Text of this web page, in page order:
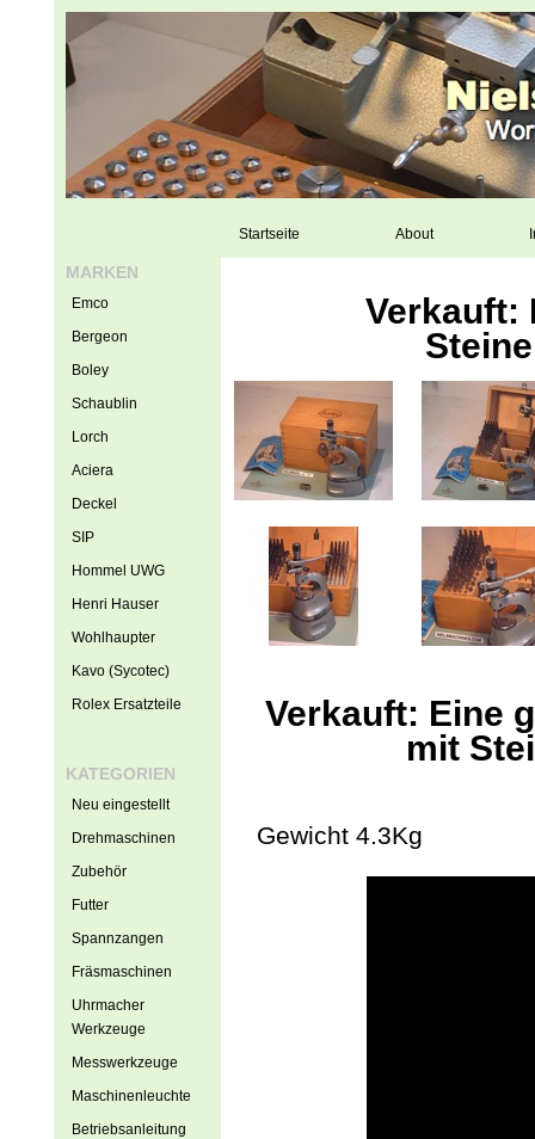
Startseite About
Verkauft:
Verkauft: Eine
mit
Gewicht 4.3Kg
MARKEN
Emco
Bergeon
Boley
Schaublin
Lorch
Aciera
Deckel
SIP
Hommel UWG
Henri Hauser
Wohlhaupter
Kavo (Sycotec)
Rolex Ersatzteile
KATEGORIEN
Neu eingestellt
Drehmaschinen
Zubehör
Futter
Spannzangen
Fräsmaschinen
Uhrmacher
Werkzeuge
Messwerkzeuge
Maschinenleuchte
Betriebsanleitung